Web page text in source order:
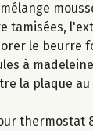
tamisées,
le beurre
à
la plaque
thermostat 8